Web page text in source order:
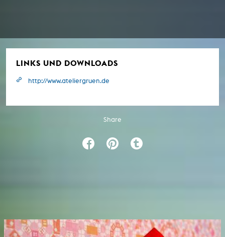
LINKS UND DOWNLOADS
http://www.ateliergruen.de
Share